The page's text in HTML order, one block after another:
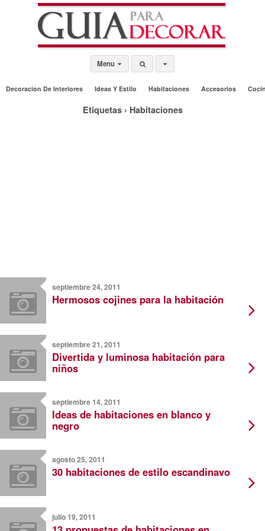
Menu
Decoracion De Interiores Ideas Y Estilo Habitaciones Accesorios
Etiquetas › Habitaciones
septiembre 24, 2011
Hermosos cojines para la habitación
septiembre 21, 2011
Divertida y luminosa habitación para
niños
septiembre 14, 2011
Ideas de habitaciones en blanco y
negro
agosto 25, 2011
30 habitaciones de estilo escandinavo
julio 19, 2011